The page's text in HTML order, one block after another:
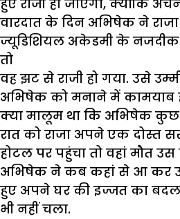
हुए राजी हो जाएगा, क्योंकि
वारदात के दिन अभिषेक ने
ज्यूडिशियल अकेडमी के नजदीक
तो
वह झट से राजी हो गया. उसे
अभिषेक को मनाने में कामयाब
क्या मालूम था कि अभिषेक कुछ
रात को राजा अपने एक दोस्त
होटल पर पहुंचा तो वहां मौत उस
अभिषेक ने कब कहां से आ कर
हुए अपने घर की इज्जत का
भी नहीं चला.